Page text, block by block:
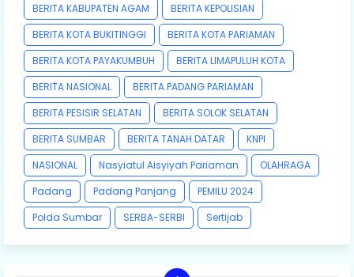
BERITA KABUPATEN AGAM
BERITA KEPOLISIAN
BERITA KOTA BUKITINGGI
BERITA KOTA PARIAMAN
BERITA KOTA PAYAKUMBUH
BERITA LIMAPULUH KOTA
BERITA NASIONAL
BERITA PADANG PARIAMAN
BERITA PESISIR SELATAN
BERITA SOLOK SELATAN
BERITA SUMBAR
BERITA TANAH DATAR
KNPI
NASIONAL
Nasyiatul Aisyiyah Pariaman
OLAHRAGA
Padang
Padang Panjang
PEMILU 2024
Polda Sumbar
SERBA-SERBI Sertijab